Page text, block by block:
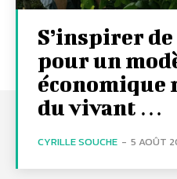
S’inspirer
pour un
du vivant …
CYRILLE SOUCHE - 5 AOÛT